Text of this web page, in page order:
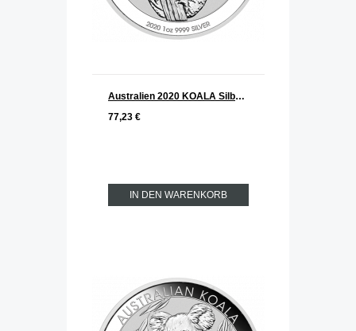
Australien 2020 KOALA Silber 1 oz
77,23 €
IN DEN WARENKORB